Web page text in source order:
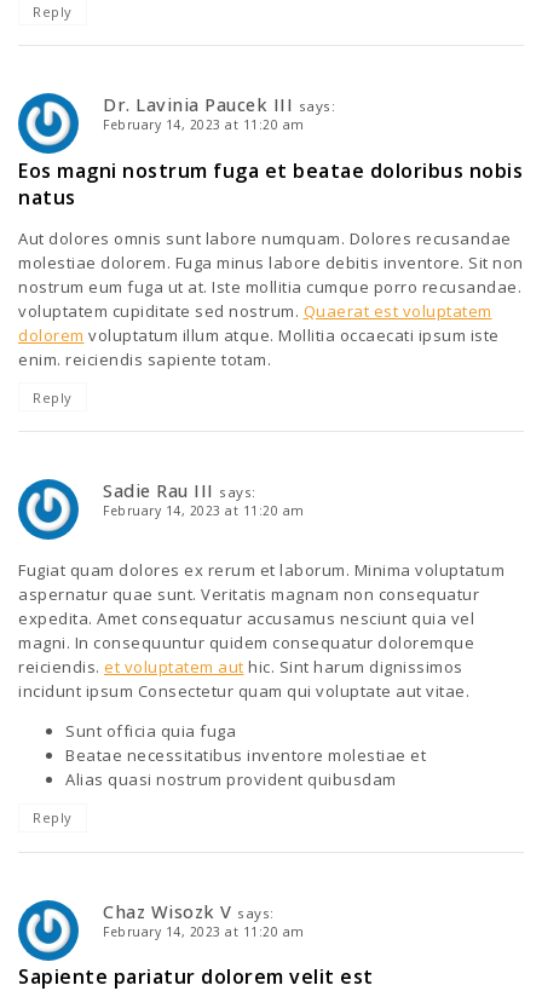
Reply
Dr. Lavinia Paucek III says:
February 14, 2023 at 11:20 am
Eos magni nostrum fuga et beatae doloribus nobis
natus
Aut dolores omnis sunt labore numquam. Dolores recusandae
molestiae dolorem. Fuga minus labore debitis inventore. Sit non
nostrum eum fuga ut at. Iste mollitia cumque porro recusandae.
voluptatem cupiditate sed nostrum. Quaerat est voluptatem
dolorem voluptatum illum atque. Mollitia occaecati ipsum iste
enim. reiciendis sapiente totam.
Reply
Sadie Rau III says:
February 14, 2023 at 11:20 am
Fugiat quam dolores ex rerum et laborum. Minima voluptatum
aspernatur quae sunt. Veritatis magnam non consequatur
expedita. Amet consequatur accusamus nesciunt quia vel
magni. In consequuntur quidem consequatur doloremque
reiciendis. et voluptatem aut hic. Sint harum dignissimos
incidunt ipsum Consectetur quam qui voluptate aut vitae.
Sunt officia quia fuga
Beatae necessitatibus inventore molestiae et
Alias quasi nostrum provident quibusdam
Reply
Chaz Wisozk V says:
February 14, 2023 at 11:20 am
Sapiente pariatur dolorem velit est